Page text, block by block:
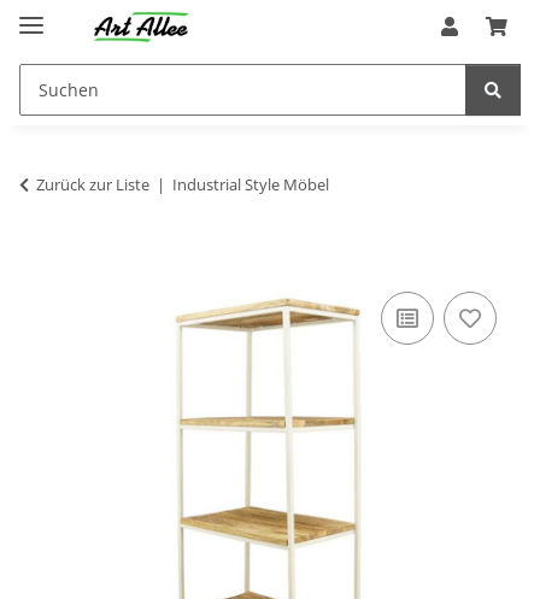
Zurück zur Liste Industrial Style Möbel